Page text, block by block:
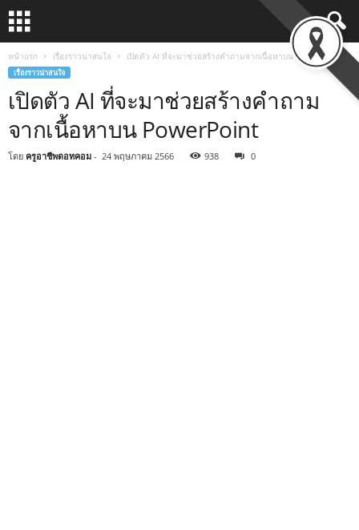
หน้าแรก เรื่องราวน่าสนใจ เปิดตัว AI ที่จะมาช่วยสร้างคำถามจากเนื้อหาบน PowerPoint
เรื่องราวน่าสนใจ
เปิดตัว AI ที่จะมาช่วยสร้างคำถาม
จากเนื้อหาบน PowerPoint
โดย ครูอาชีพดอทคอม - 24 พฤษภาคม 2566 938 0